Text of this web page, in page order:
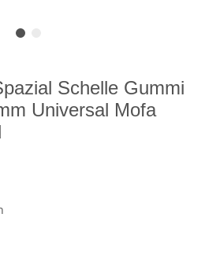
Schelle Gummi
Universal Mofa